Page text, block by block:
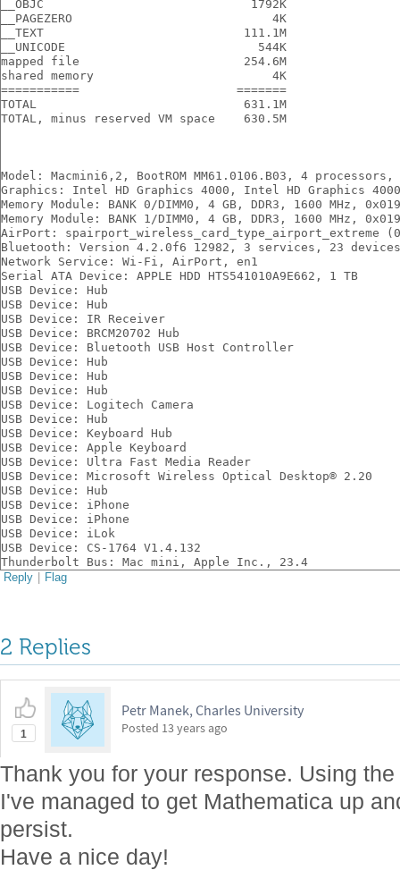
__OBJC                             1792K
__PAGEZERO                            4K
__TEXT                            111.1M
__UNICODE                           544K
mapped file                       254.6M
shared memory                         4K
===========                      =======
TOTAL                             631.1M
TOTAL, minus reserved VM space    630.5M
Model: Macmini6,2, BootROM MM61.0106.B03, 4
Graphics: Intel HD Graphics 4000, Intel HD Graphics
Memory Module: BANK 0/DIMM0, 4 GB, DDR3, 1600 MHz,
Memory Module: BANK 1/DIMM0, 4 GB, DDR3, 1600 MHz,
AirPort: spairport_wireless_card_type_airport_extreme
Bluetooth: Version 4.2.0f6 12982, 3 services, 23
Network Service: Wi-Fi, AirPort, en1
Serial ATA Device: APPLE HDD HTS541010A9E662, 1 TB
USB Device: Hub
USB Device: Hub
USB Device: IR Receiver
USB Device: BRCM20702 Hub
USB Device: Bluetooth USB Host Controller
USB Device: Hub
USB Device: Hub
USB Device: Hub
USB Device: Logitech Camera
USB Device: Hub
USB Device: Keyboard Hub
USB Device: Apple Keyboard
USB Device: Ultra Fast Media Reader
USB Device: Microsoft Wireless Optical Desktop® 2.20
USB Device: Hub
USB Device: iPhone
USB Device: iPhone
USB Device: iLok
USB Device: CS-1764 V1.4.132
Thunderbolt Bus: Mac mini, Apple Inc., 23.4
Reply | Flag
2 Replies
1
Petr Manek, Charles University
Posted 13 years ago
Thank you for your response. Using
I've managed to get Mathematica up
persist.
Have a nice day!